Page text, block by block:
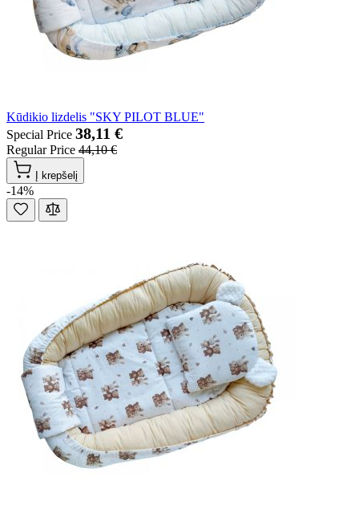
Kūdikio lizdelis "SKY PILOT BLUE"
Special Price 38,11 €
Regular Price 44,10 €
Į krepšelį
-14%